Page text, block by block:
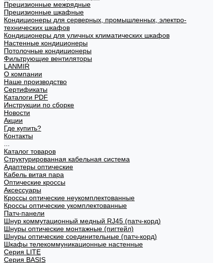
Прецизионные межрядные
Прецизионные шкафные
Кондиционеры для серверных, промышленных, электро-
технических шкафов
Кондиционеры для уличных климатических шкафов
Настенные кондиционеры
Потолочные кондиционеры
Фильтрующие вентиляторы
LANMIR
О компании
Наше производство
Сертификаты
Каталоги PDF
Инструкции по сборке
Новости
Акции
Где купить?
Контакты
Каталог товаров
Структурированная кабельная система
Адаптеры оптические
Кабель витая пара
Оптические кроссы
Аксессуары
Кроссы оптические неукомплектованные
Кроссы оптические укомплектованные
Патч-панели
Шнур коммутационный медный RJ45 (патч-корд)
Шнуры оптические монтажные (пигтейл)
Шнуры оптические соединительные (патч-корд)
Шкафы телекоммуникационные настенные
Cерия LITE
Cерия BASIS